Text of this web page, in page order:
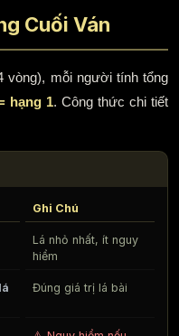
Cuối Ván
vòng), mỗi người tính tổng
hạng 1. Công thức chi tiết
Ghi Chú
Lá nhỏ nhất, ít nguy
hiểm
Đúng giá trị lá bài